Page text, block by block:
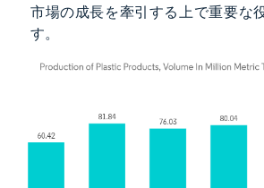
市場の成長を牽引する上で重要な
す。